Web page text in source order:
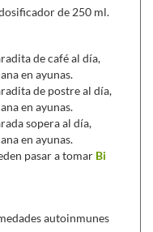
el sistema
glóbulos blancos,
para
la equinacina, el ácido
componentes que
inmunitaria.
de 250 ml.
de café al día,
en ayunas.
de postre al día,
en ayunas.
sopera al día,
en ayunas.
pasar a tomar Bi
autoinmunes